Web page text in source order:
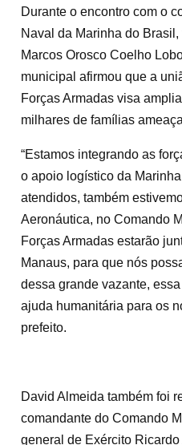
Durante o encontro com o
Naval da Marinha do
Marcos Orosco Coelho
municipal afirmou que a
Forças Armadas visa
milhares de famílias
“Estamos integrando as
o apoio logístico da
atendidos, também
Aeronáutica, no Comando
Forças Armadas estarão
Manaus, para que nós
dessa grande vazante,
ajuda humanitária para os
prefeito.
David Almeida também foi
comandante do Comando
general de Exército